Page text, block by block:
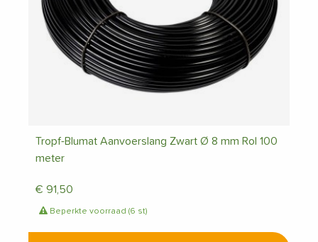
Tropf-Blumat Aanvoerslang Zwart Ø 8 mm Rol 100
meter
€ 91,50
Beperkte voorraad (6 st)